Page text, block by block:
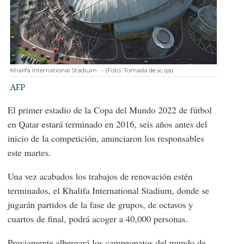
Khalifa International Stadium - (Foto: Tomada de sc.qa)
AFP
El primer estadio de la Copa del Mundo 2022 de fútbol
en Qatar estará terminado en 2016, seis años antes del
inicio de la competición, anunciaron los responsables
este martes.
Una vez acabados los trabajos de renovación estén
terminados, el Khalifa International Stadium, donde se
jugarán partidos de la fase de grupos, de octavos y
cuartos de final, podrá acoger a 40,000 personas.